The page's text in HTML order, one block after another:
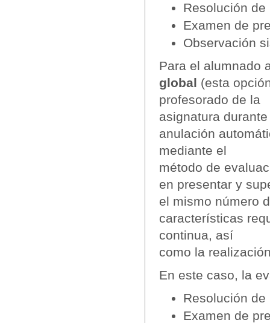
Resolución
Examen de
Observación
Para el alumnado
global (esta
profesorado de la
asignatura
anulación
mediante el
método de
en presentar y
el mismo número
características
continua, así
como la
En este caso, la
Resolución
Examen de